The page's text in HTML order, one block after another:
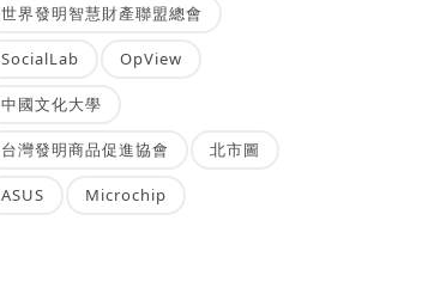
世界發明智慧財產聯盟總會
SocialLab OpView
中國文化大學
台灣發明商品促進協會 北市圖
ASUS Microchip